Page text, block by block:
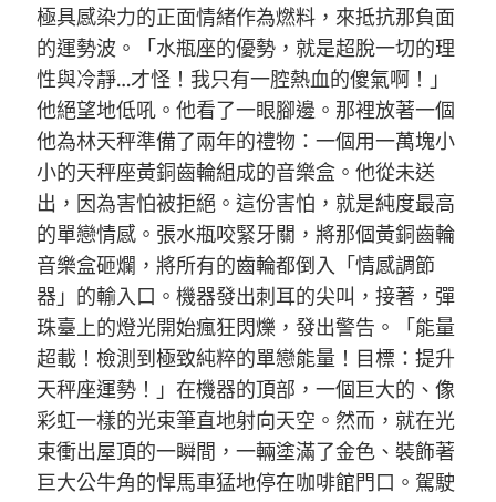
極具感染力的正面情緒作為燃料，來抵抗那負面
的運勢波。「水瓶座的優勢，就是超脫一切的理
性與冷靜…才怪！我只有一腔熱血的傻氣啊！」
他絕望地低吼。他看了一眼腳邊。那裡放著一個
他為林天秤準備了兩年的禮物：一個用一萬塊小
小的天秤座黃銅齒輪組成的音樂盒。他從未送
出，因為害怕被拒絕。這份害怕，就是純度最高
的單戀情感。張水瓶咬緊牙關，將那個黃銅齒輪
音樂盒砸爛，將所有的齒輪都倒入「情感調節
器」的輸入口。機器發出刺耳的尖叫，接著，彈
珠臺上的燈光開始瘋狂閃爍，發出警告。「能量
超載！檢測到極致純粹的單戀能量！目標：提升
天秤座運勢！」在機器的頂部，一個巨大的、像
彩虹一樣的光束筆直地射向天空。然而，就在光
束衝出屋頂的一瞬間，一輛塗滿了金色、裝飾著
巨大公牛角的悍馬車猛地停在咖啡館門口。駕駛